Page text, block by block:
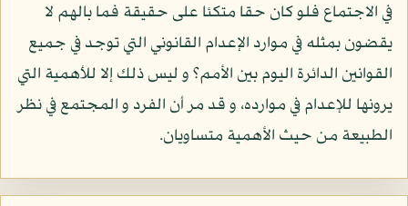
في الاجتماع فلو كان حقا متكئا على حقيقة فما بالهم لا
يقضون بمثله في موارد الإعدام القانوني التي توجد في جميع
القوانين الدائرة اليوم بين الأمم؟ و ليس ذلك إلا للأهمية التي
يرونها للإعدام في موارده، و قد مر أن الفرد و المجتمع في نظر
الطبيعة من حيث الأهمية متساويان.